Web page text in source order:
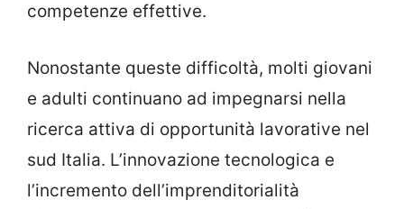
competenze effettive.
Nonostante queste difficoltà, molti giovani
e adulti continuano ad impegnarsi nella
ricerca attiva di opportunità lavorative nel
sud Italia. L’innovazione tecnologica e
l’incremento dell’imprenditorialità